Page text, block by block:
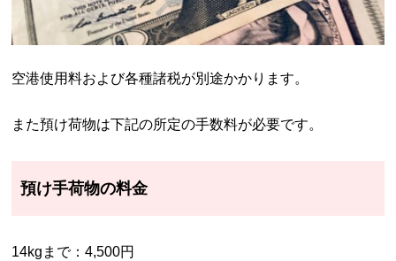
空港使用料および各種諸税が別途かかります。
また預け荷物は下記の所定の手数料が必要です。
預け手荷物の料金
14kgまで：4,500円